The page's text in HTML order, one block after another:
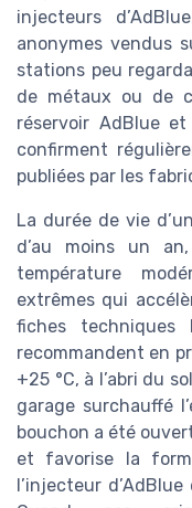
injecteurs
anonymes vendus
stations peu
de métaux ou de
réservoir AdBlue
confirment
publiées par les
La durée de vie
d’au moins un
température
extrêmes qui
fiches techniques
recommandent en
+25 °C, à l’abri du
garage surchauffé
bouchon a été
et favorise la
l’injecteur